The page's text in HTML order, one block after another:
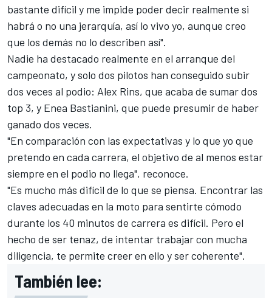
bastante difícil y me impide poder decir realmente si
habrá o no una jerarquía, así lo vivo yo, aunque creo
que los demás no lo describen así".
Nadie ha destacado realmente en el arranque del
campeonato, y solo dos pilotos han conseguido subir
dos veces al podio: Alex Rins, que acaba de sumar dos
top 3, y Enea Bastianini, que puede presumir de haber
ganado dos veces.
"En comparación con las expectativas y lo que yo que
pretendo en cada carrera, el objetivo de al menos estar
siempre en el podio no llega", reconoce.
"Es mucho más difícil de lo que se piensa. Encontrar las
claves adecuadas en la moto para sentirte cómodo
durante los 40 minutos de carrera es difícil. Pero el
hecho de ser tenaz, de intentar trabajar con mucha
diligencia, te permite creer en ello y ser coherente".
También lee: